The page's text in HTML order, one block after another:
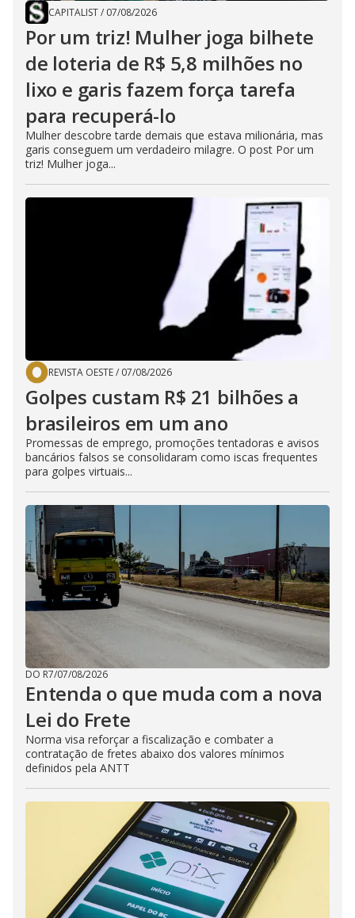
CAPITALIST/ 07/08/2026
Por um triz! Mulher joga bilhete
de loteria de R$ 5,8 milhões no
lixo e garis fazem força tarefa
para recuperá-lo
Mulher descobre tarde demais que estava milionária, mas
garis conseguem um verdadeiro milagre. O post Por um
triz! Mulher joga...
REVISTA OESTE/ 07/08/2026
Golpes custam R$ 21 bilhões a
brasileiros em um ano
Promessas de emprego, promoções tentadoras e avisos
bancários falsos se consolidaram como iscas frequentes
para golpes virtuais...
DO R7/07/08/2026
Entenda o que muda com a nova
Lei do Frete
Norma visa reforçar a fiscalização e combater a
contratação de fretes abaixo dos valores mínimos
definidos pela ANTT